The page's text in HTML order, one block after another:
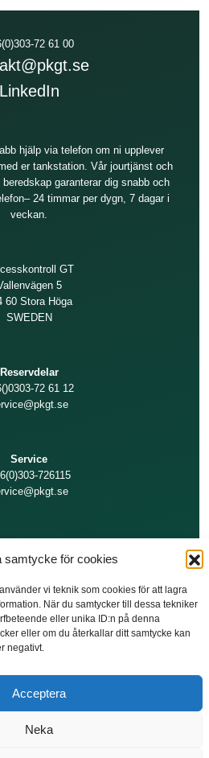
samtycke för cookies
vi teknik som cookies för att lagra
När du samtycker till dessa tekniker
eller unika ID:n på denna
eller om du återkallar ditt samtycke kan
negativt.
Acceptera
Neka
72 61 00
LinkedIn
hjälp via telefon om ni upplever
er tankstation. Vår jourtjänst och
garanterar dig snabb och
24 timmar per dygn, 7 dagar i
veckan.
GT
5
60 Stora Höga
SWEDEN
Reservdelar
72 61 12
Service
726115
726111
Fakturor
726100